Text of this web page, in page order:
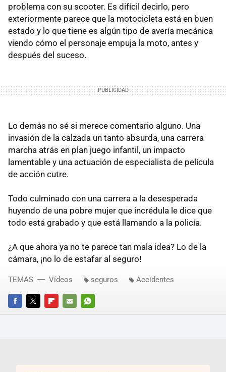
problema con su scooter. Es difícil decirlo, pero
exteriormente parece que la motocicleta está en buen
estado y lo que tiene es algún tipo de avería mecánica
viendo cómo el personaje empuja la moto, antes y
después del suceso.
Lo demás no sé si merece comentario alguno. Una
invasión de la calzada un tanto absurda, una carrera
marcha atrás en plan juego infantil, un impacto
lamentable y una actuación de especialista de película
de acción cutre.
Todo culminado con una carrera a la desesperada
huyendo de una pobre mujer que incrédula le dice que
todo está grabado y que está llamando a la policía.
¿A que ahora ya no te parece tan mala idea? Lo de la
cámara, ¡no lo de estafar al seguro!
FACEBOOKTWITTERFLIPBOARD
E-
WHATSAPP
TEMAS Vídeos seguros Accidentes